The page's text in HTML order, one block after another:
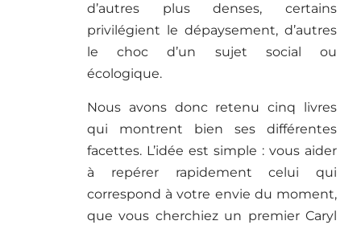
d’autres plus denses, certains
privilégient le dépaysement, d’autres
le choc d’un sujet social ou
écologique.
Nous avons donc retenu cinq livres
qui montrent bien ses différentes
facettes. L’idée est simple : vous aider
à repérer rapidement celui qui
correspond à votre envie du moment,
que vous cherchiez un premier Caryl